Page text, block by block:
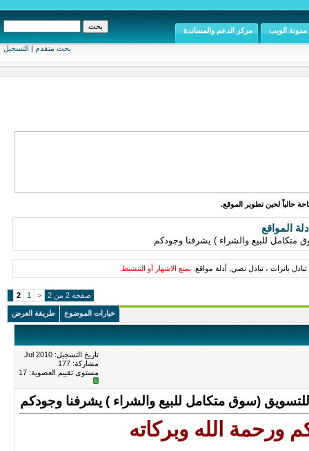
بحث متقدم | التسجيل
مدونة الويب مركز الدعم والمساندة
حالياً لحين تطوير الموقع.
المواقع
متكامل للبيع والشراء ) يشرفنا وجودكم
بانرات ، تبادل نصي, أدلة مواقع. يمنع الاشهار أو التنشيط
صفحة 2 من 2 <
1
2
خيارات الموضوع طريقة العرض
تاريخ التسجيل: Jul 2010
مشاركة: 177
مستوى تقييم العضوية: 17
للتسويق (سوق متكامل للبيع والشراء ) يشرفنا وجودكم
ورحمة الله وبركاته